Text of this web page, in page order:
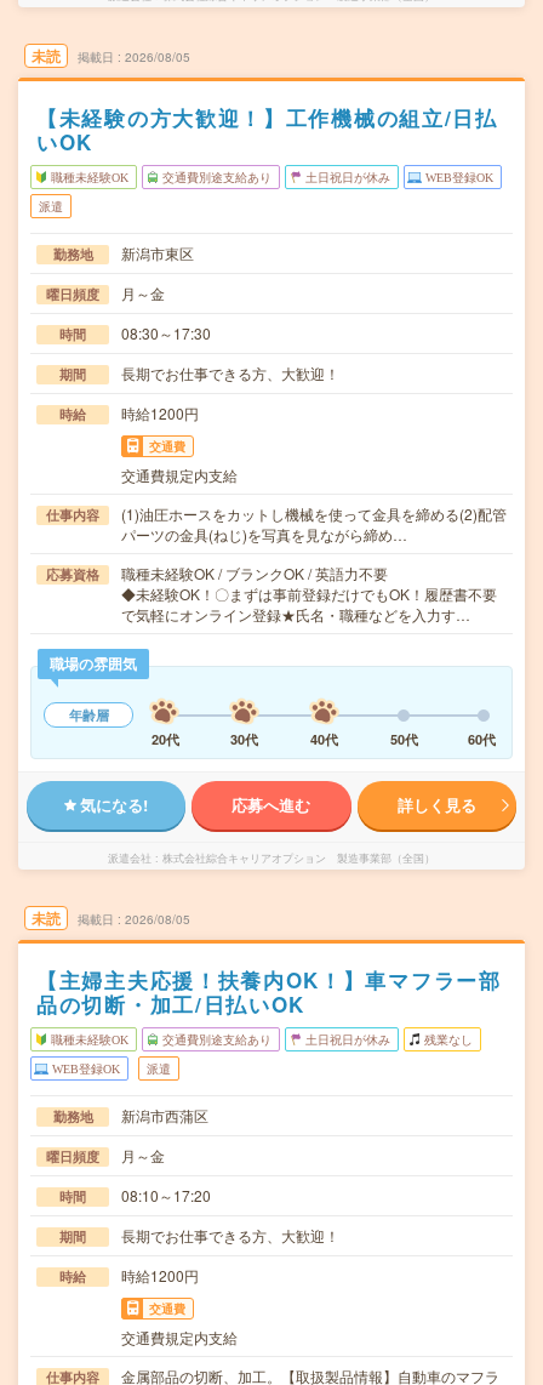
未読 掲載日 2026/08/05
【未経験の方大歓迎！】工作機械の組立/日払
いOK
職種未経験OK 交通費別途支給あり 土日祝日が休み WEB登録OK
派遣
勤務地 新潟市東区
曜日頻度 月～金
時間 08:30～17:30
期間 長期でお仕事できる方、大歓迎！
時給 時給1200円
交通費
交通費規定内支給
仕事内容
(1)油圧ホースをカットし機械を使って金具を締める(2)配管
パーツの金具(ねじ)を写真を見ながら締め…
応募資格
職種未経験OK / ブランクOK / 英語力不要
◆未経験OK！〇まずは事前登録だけでもOK！履歴書不要
で気軽にオンライン登録★氏名・職種などを入力す…
職場の雰囲気
年齢層
20代
30代 40代 50代 60代
気になる! 応募へ進む 詳しく見る
派遣会社 株式会社綜合キャリアオプション 製造事業部（全国）
未読 掲載日 2026/08/05
【主婦主夫応援！扶養内OK！】車マフラー部
品の切断・加工/日払いOK
職種未経験OK 交通費別途支給あり 土日祝日が休み 残業なし
WEB登録OK 派遣
勤務地 新潟市西蒲区
曜日頻度 月～金
時間 08:10～17:20
期間 長期でお仕事できる方、大歓迎！
時給 時給1200円
交通費
交通費規定内支給
仕事内容 金属部品の切断、加工。【取扱製品情報】自動車のマフラ